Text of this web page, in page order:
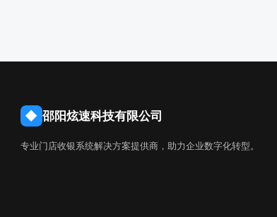
◆ 邵阳炫速科技有限公司
专业门店收银系统解决方案提供商，助力企业数字化转型。